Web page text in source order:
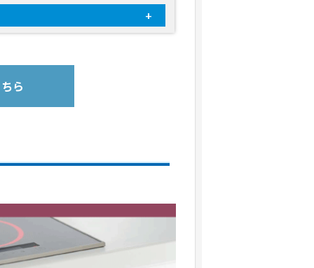
4,400円（税込）
ら